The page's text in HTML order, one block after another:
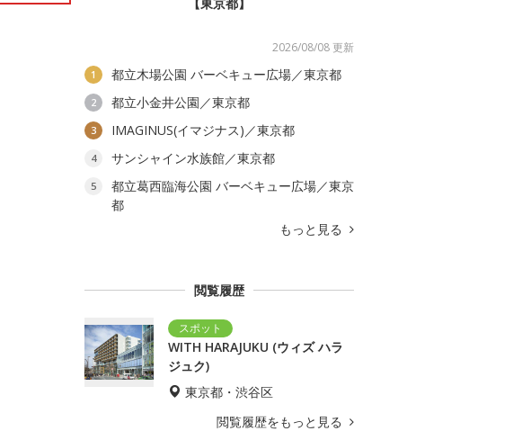
2026/08/08 更新
1 都立木場公園 バーベキュー広場／東京都
2 都立小金井公園／東京都
3 IMAGINUS(イマジナス)／東京都
4 サンシャイン水族館／東京都
5
都立葛西臨海公園 バーベキュー広場／東京
都
もっと見る
閲覧履歴
WITH HARAJUKU (ウィズ ハラ
ジュク)
東京都・渋谷区
閲覧履歴をもっと見る